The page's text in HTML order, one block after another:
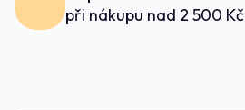
při nákupu nad 2 500 Kč